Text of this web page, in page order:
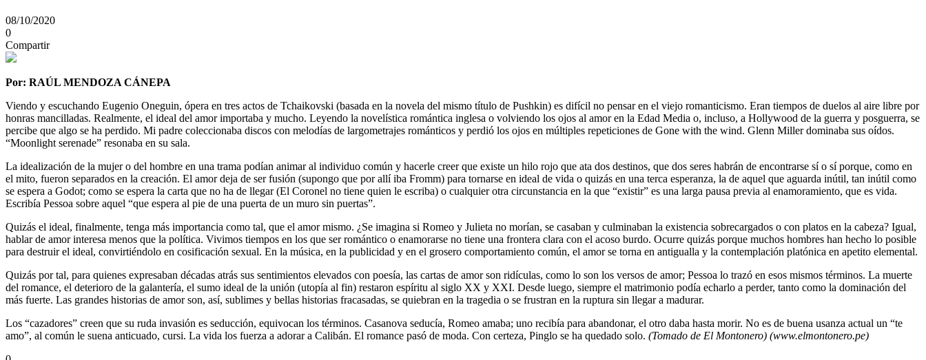
08/10/2020
0
Compartir
Por: RAÚL MENDOZA CÁNEPA
Viendo y escuchando Eugenio Oneguin, ópera en tres actos de Tchaikovski (basada en la novela del mismo título de Pushkin) es difícil no pensar en el viejo romanticismo. Eran tiempos de duelos al aire libre por
honras mancilladas. Realmente, el ideal del amor importaba y mucho. Leyendo la novelística romántica inglesa o volviendo los ojos al amor en la Edad Media o, incluso, a Hollywood de la guerra y posguerra, se
percibe que algo se ha perdido. Mi padre coleccionaba discos con melodías de largometrajes románticos y perdió los ojos en múltiples repeticiones de Gone with the wind. Glenn Miller dominaba sus oídos.
“Moonlight serenade” resonaba en su sala.
La idealización de la mujer o del hombre en una trama podían animar al individuo común y hacerle creer que existe un hilo rojo que ata dos destinos, que dos seres habrán de encontrarse sí o sí porque, como en
el mito, fueron separados en la creación. El amor deja de ser fusión (supongo que por allí iba Fromm) para tornarse en ideal de vida o quizás en una terca esperanza, la de aquel que aguarda inútil, tan inútil como
se espera a Godot; como se espera la carta que no ha de llegar (El Coronel no tiene quien le escriba) o cualquier otra circunstancia en la que “existir” es una larga pausa previa al enamoramiento, que es vida.
Escribía Pessoa sobre aquel “que espera al pie de una puerta de un muro sin puertas”.
Quizás el ideal, finalmente, tenga más importancia como tal, que el amor mismo. ¿Se imagina si Romeo y Julieta no morían, se casaban y culminaban la existencia sobrecargados o con platos en la cabeza? Igual,
hablar de amor interesa menos que la política. Vivimos tiempos en los que ser romántico o enamorarse no tiene una frontera clara con el acoso burdo. Ocurre quizás porque muchos hombres han hecho lo posible
para destruir el ideal, convirtiéndolo en cosificación sexual. En la música, en la publicidad y en el grosero comportamiento común, el amor se torna en antigualla y la contemplación platónica en apetito elemental.
Quizás por tal, para quienes expresaban décadas atrás sus sentimientos elevados con poesía, las cartas de amor son ridículas, como lo son los versos de amor; Pessoa lo trazó en esos mismos términos. La muerte
del romance, el deterioro de la galantería, el sumo ideal de la unión (utopía al fin) restaron espíritu al siglo XX y XXI. Desde luego, siempre el matrimonio podía echarlo a perder, tanto como la dominación del
más fuerte. Las grandes historias de amor son, así, sublimes y bellas historias fracasadas, se quiebran en la tragedia o se frustran en la ruptura sin llegar a madurar.
Los “cazadores” creen que su ruda invasión es seducción, equivocan los términos. Casanova seducía, Romeo amaba; uno recibía para abandonar, el otro daba hasta morir. No es de buena usanza actual un “te
amo”, al común le suena anticuado, cursi. La vida los fuerza a adorar a Calibán. El romance pasó de moda. Con certeza, Pinglo se ha quedado solo. (Tomado de El Montonero) (www.elmontonero.pe)